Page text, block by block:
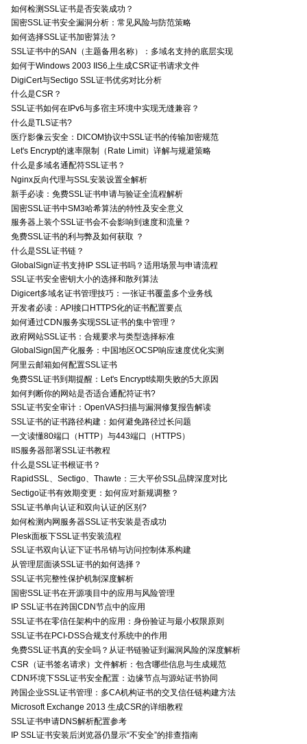
如何检测SSL证书是否安装成功？
国密SSL证书安全漏洞分析：常见风险与防范策略
如何选择SSL证书加密算法？
SSL证书中的SAN（主题备用名称）：多域名支持的底层实现
如何于Windows 2003 IIS6上生成CSR证书请求文件
DigiCert与Sectigo SSL证书优劣对比分析
什么是CSR？
SSL证书如何在IPv6与多宿主环境中实现无缝兼容？
什么是TLS证书?
医疗影像云安全：DICOM协议中SSL证书的传输加密规范
Let's Encrypt的速率限制（Rate Limit）详解与规避策略
什么是多域名通配符SSL证书？
Nginx反向代理与SSL安装设置全解析
新手必读：免费SSL证书申请与验证全流程解析
国密SSL证书中SM3哈希算法的特性及安全意义
服务器上装个SSL证书会不会影响到速度和流量？
免费SSL证书的利与弊及如何获取 ？
什么是SSL证书链？
GlobalSign证书支持IP SSL证书吗？适用场景与申请流程
SSL证书安全密钥大小的选择和散列算法
Digicert多域名证书管理技巧：一张证书覆盖多个业务线
开发者必读：API接口HTTPS化的证书配置要点
如何通过CDN服务实现SSL证书的集中管理？
政府网站SSL证书：合规要求与类型选择标准
GlobalSign国产化服务：中国地区OCSP响应速度优化实测
阿里云邮箱如何配置SSL证书
免费SSL证书到期提醒：Let's Encrypt续期失败的5大原因
如何判断你的网站是否适合通配符证书?
SSL证书安全审计：OpenVAS扫描与漏洞修复报告解读
SSL证书的证书路径构建：如何避免路径过长问题
一文读懂80端口（HTTP）与443端口（HTTPS）
IIS服务器部署SSL证书教程
什么是SSL证书根证书？
RapidSSL、Sectigo、Thawte：三大平价SSL品牌深度对比
Sectigo证书有效期变更：如何应对新规调整？
SSL证书单向认证和双向认证的区别?
如何检测内网服务器SSL证书安装是否成功
Plesk面板下SSL证书安装流程
SSL证书双向认证下证书吊销与访问控制体系构建
从管理层面谈SSL证书的如何选择？
SSL证书完整性保护机制深度解析
国密SSL证书在开源项目中的应用与风险管理
IP SSL证书在跨国CDN节点中的应用
SSL证书在零信任架构中的应用：身份验证与最小权限原则
SSL证书在PCI-DSS合规支付系统中的作用
免费SSL证书真的安全吗？从证书链验证到漏洞风险的深度解析
CSR（证书签名请求）文件解析：包含哪些信息与生成规范
CDN环境下SSL证书安全配置：边缘节点与源站证书协同
跨国企业SSL证书管理：多CA机构证书的交叉信任链构建方法
Microsoft Exchange 2013 生成CSR的详细教程
SSL证书申请DNS解析配置参考
IP SSL证书安装后浏览器仍显示“不安全”的排查指南